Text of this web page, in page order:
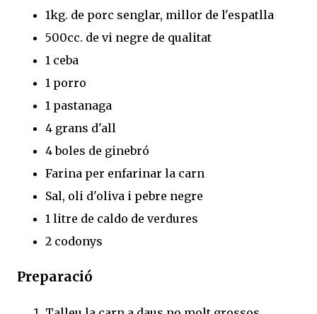
1kg. de porc senglar, millor de l'espatlla
500cc. de vi negre de qualitat
1 ceba
1 porro
1 pastanaga
4 grans d'all
4 boles de ginebró
Farina per enfarinar la carn
Sal, oli d'oliva i pebre negre
1 litre de caldo de verdures
2 codonys
Preparació